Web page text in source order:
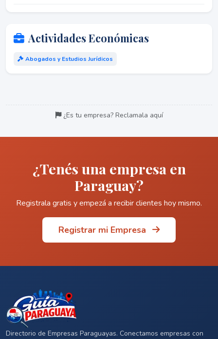
Actividades Económicas
Abogados y Estudios Jurídicos
¿Es tu empresa? Reclamala aquí
¿Tenés una empresa en
Paraguay?
Registrala gratis y empezá a recibir clientes hoy mismo.
Registrar mi Empresa
Directorio de Empresas Paraguayas. Conectamos empresas con